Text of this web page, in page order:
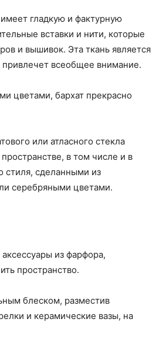
гладкую и фактурную
вставки и нити, которые
и вышивок. Эта ткань является
привлечет всеобщее внимание.
цветами, бархат прекрасно
или атласного стекла
в том числе и в
стиля, сделанными из
серебряными цветами.
из фарфора,
пространство.
блеском, разместив
и керамические вазы, на